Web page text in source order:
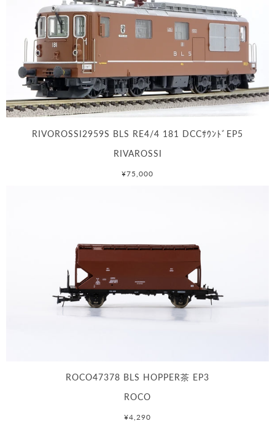
RIVOROSSI2959S BLS RE4/4 181 DCCｻｳﾝﾄﾞEP5
RIVAROSSI
¥75,000
ROCO47378 BLS HOPPER茶 EP3
ROCO
¥4,290